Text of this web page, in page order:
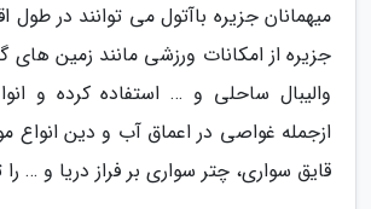
میهمانان جزیره باآتول می توانند در
جزیره از امکانات ورزشی مانند زمین های
والیبال ساحلی و … استفاده کرده و
ازجمله غواصی در اعماق آب و دین انواع
قایق سواری، چتر سواری بر فراز دریا و … را